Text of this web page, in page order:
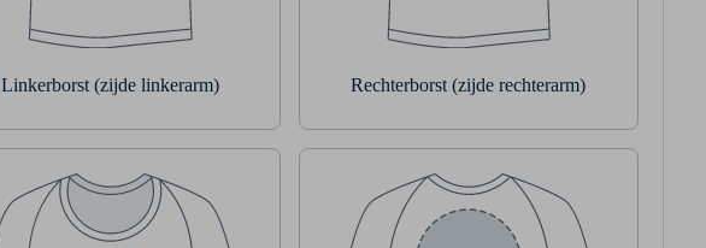
Linkerborst (zijde linkerarm) Rechterborst (zijde rechterarm)